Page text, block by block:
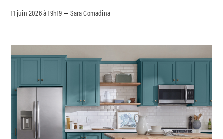
11 juin 2026 à 19h19 –Sara Comadina